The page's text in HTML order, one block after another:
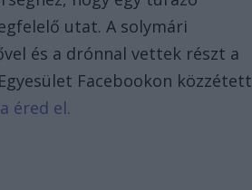
utat. A solymári
és a drónnal vettek részt a
Facebookon közzétett
éred el.